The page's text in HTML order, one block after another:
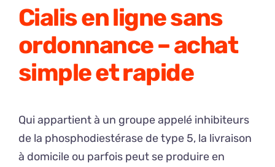
Cialis en ligne sans
ordonnance – achat
simple et rapide
Qui appartient à un groupe appelé inhibiteurs
de la phosphodiestérase de type 5, la livraison
à domicile ou parfois peut se produire en